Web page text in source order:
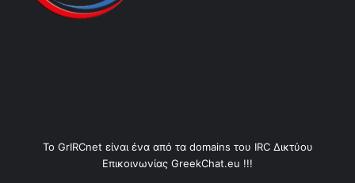
Το GrIRCnet είναι ένα από τα domains του IRC Δικτύου
Επικοινωνίας GreekChat.eu !!!